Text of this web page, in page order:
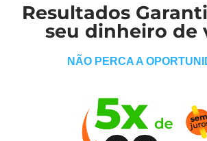
Resultados
seu dinheiro de
NÃO PERCA A